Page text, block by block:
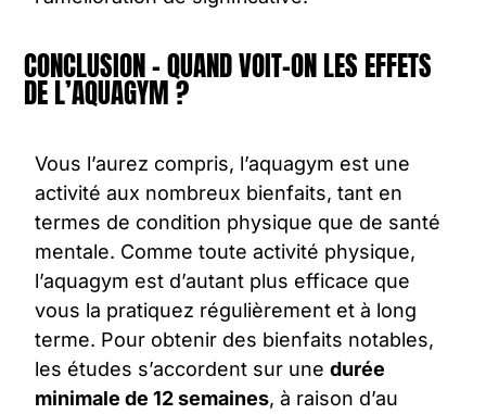
CONCLUSION - QUAND VOIT-ON LES EFFETS
DE L’AQUAGYM ?
Vous l’aurez compris, l’aquagym est une
activité aux nombreux bienfaits, tant en
termes de condition physique que de santé
mentale. Comme toute activité physique,
l’aquagym est d’autant plus efficace que
vous la pratiquez régulièrement et à long
terme. Pour obtenir des bienfaits notables,
les études s’accordent sur unedurée
minimale de 12 semaines, à raison d’au